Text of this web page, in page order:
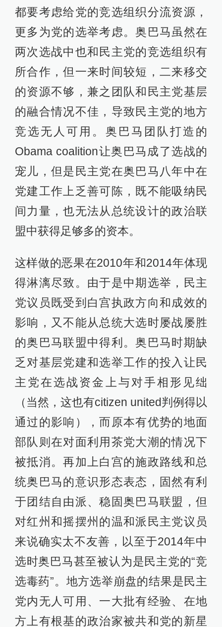
都要考虑给党的竞选组织分流资源，
更多为党的选举考虑。奥巴马虽然在
两次选战中也和民主党的竞选组织有
所合作，但一来时间较短，二来移交
的资源不够，兼之团队和民主党基层
的融合情况不佳，导致民主党的地方
竞选无人可用。奥巴马团队打造的
Obama coalition让奥巴马成了选战的
宠儿，但是民主党在奥巴马八年中在
党建工作上乏善可陈，既不能吸纳民
间力量，也无法从总统设计的政治联
盟中获得足够多的资本。
这样做的恶果在2010年和2014年体现
得淋漓尽致。由于是中期选举，民主
党议员既受到白宫执政方向和成效的
影响，又不能从总统大选时屡战屡胜
的奥巴马联盟中得利。奥巴马时期缺
乏对基层党建和选举工作的投入让民
主党在选战资金上与对手相形见绌
（当然，这也有citizen united判例得以
通过的影响），而原本有优势的地面
部队则在对面利用茶党大潮的情况下
被抵消。再加上白宫的施政路线和总
统奥巴马的意识形态表态，固然有利
于团结自由派、稳固奥巴马联盟，但
对红州和摇摆州的温和派民主党议员
来说确实太不友善，以至于2014年中
选时奥巴马甚至被认为是民主党的“竞
选毒药”。地方选举崩盘的结果是民主
党内无人可用、一大批有经验、在地
方上有根基的政治家被共和党的新星